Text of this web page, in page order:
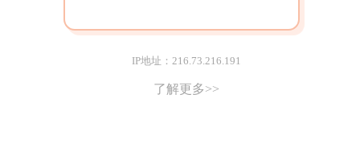
IP地址：216.73.216.191
了解更多>>